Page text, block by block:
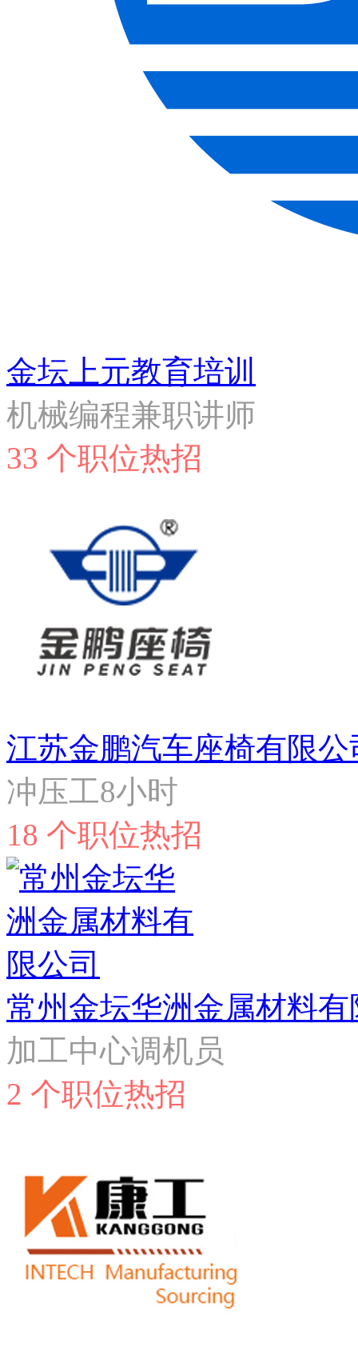
金坛上元教育培训
机械编程兼职讲师
33 个职位热招
江苏金鹏汽车座椅有限公
冲压工8小时
18 个职位热招
常州金坛华洲金属材料有
加工中心调机员
2 个职位热招